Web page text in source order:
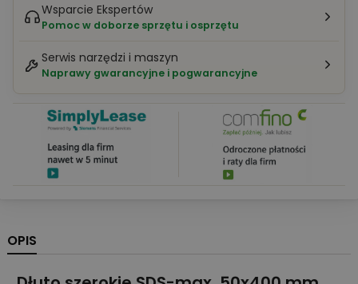
Wsparcie Ekspertów
Pomoc w doborze sprzętu i osprzętu
Serwis narzędzi i maszyn
Naprawy gwarancyjne i pogwarancyjne
OPIS